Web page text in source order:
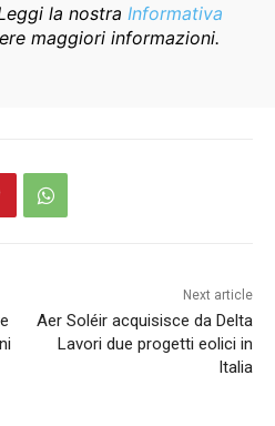
la nostra Informativa
maggiori informazioni.
Next article
Aer Soléir acquisisce da Delta
Lavori due progetti eolici in
Italia